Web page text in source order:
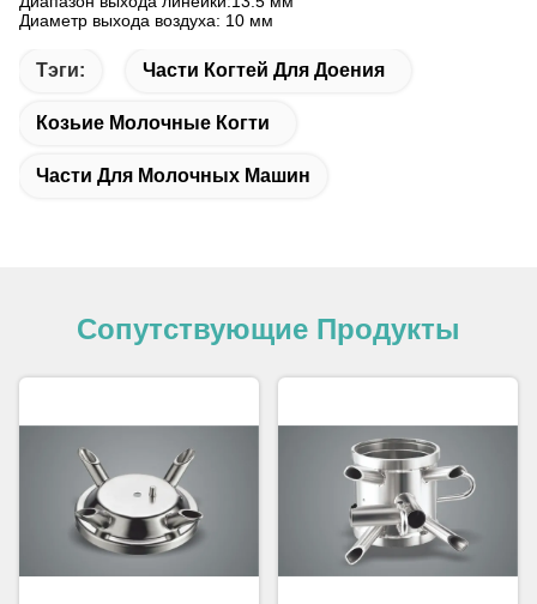
Диаметр выхода воздуха: 10 мм
Тэги: Части Когтей Для Доения
Козьие Молочные Когти
Части Для Молочных Машин
Сопутствующие Продукты